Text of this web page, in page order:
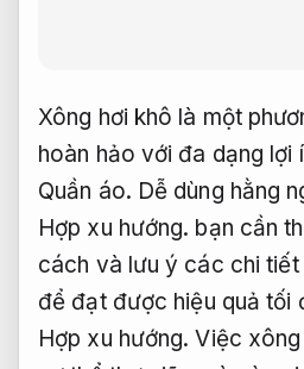
Xông hơi khô là một
hoàn hảo với đa dạng lợi
Quần áo. Dễ dùng hằng
Hợp xu hướng. bạn cần
cách và lưu ý các chi
để đạt được hiệu quả tối
Hợp xu hướng. Việc xông